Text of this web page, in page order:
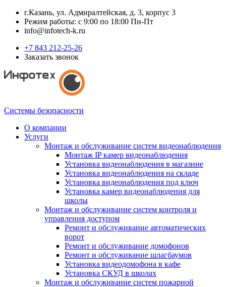
г.Казань, ул. Адмиралтейская, д. 3, корпус 3
Режим работы: с 9:00 по 18:00 Пн-Пт
info@infotech-k.ru
+7 843 212-25-26
Заказать звонок
Системы безопасности
О компании
Услуги
Монтаж и обслуживание систем видеонаблюдения
Монтаж IP камер видеонаблюдения
Установка видеонаблюдения в магазине
Установка видеонаблюдения на складе
Установка видеонаблюдения под ключ
Установка камер видеонаблюдения для
школы
Монтаж и обслуживание систем контроля и
управления доступом
Ремонт и обслуживание автоматических
ворот
Ремонт и обслуживание домофонов
Ремонт и обслуживание шлагбаумов
Установка видеодомофона в кафе
Установка СКУД в школах
Монтаж и обслуживание систем пожарной